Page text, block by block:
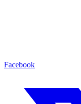
Facebook